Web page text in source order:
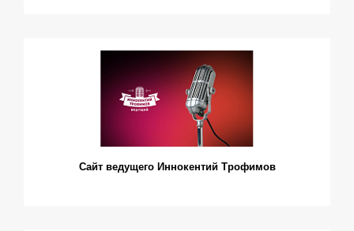
Сайт ведущего Иннокентий Трофимов